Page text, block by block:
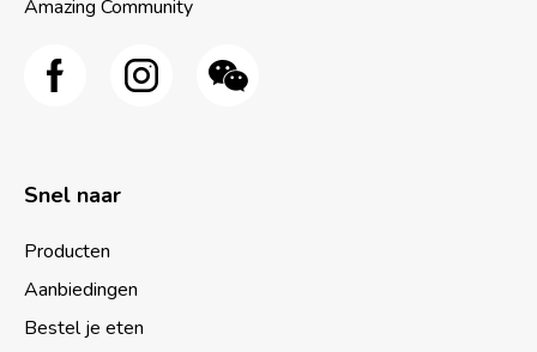
Amazing Community
Snel naar
Producten
Aanbiedingen
Bestel je eten